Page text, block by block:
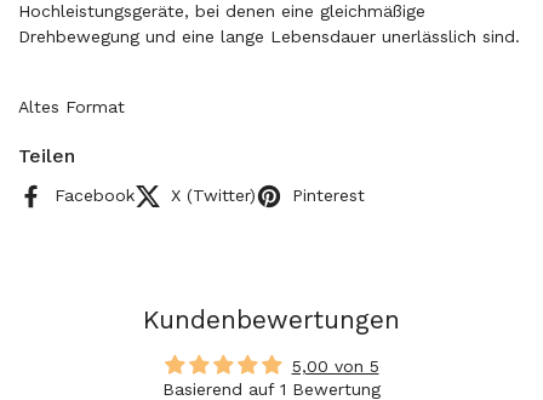
Hochleistungsgeräte, bei denen eine gleichmäßige
Drehbewegung und eine lange Lebensdauer unerlässlich sind.
Altes Format
Teilen
Facebook X (Twitter) Pinterest
Kundenbewertungen
5,00 von 5
Basierend auf 1 Bewertung